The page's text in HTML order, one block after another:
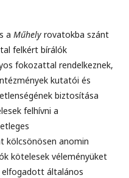
a Műhely rovatokba szánt
felkért bírálók
fokozattal rendelkeznek,
kutatói és
biztosítása
felhívni a
kölcsönösen anomin
kötelesek véleményüket
általános